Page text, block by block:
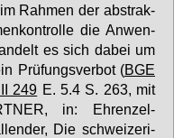
Rah­men der abs­trak­
die An­wen­
es sich da­bei um
Prü­fungs­ver­bot (BGE
249 E. 5.4 S. 263, mit
in: Eh­ren­zel­
Die schwei­ze­ri­